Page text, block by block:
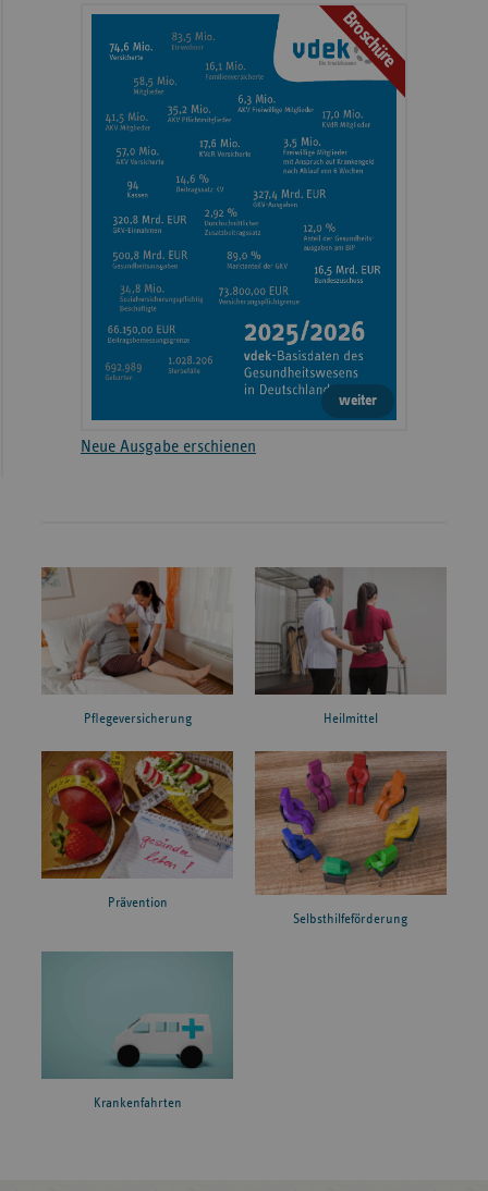
Broschüre
weiter
Neue Ausgabe erschienen
Pflegeversicherung Heilmittel
Prävention
Selbsthilfeförderung
Krankenfahrten